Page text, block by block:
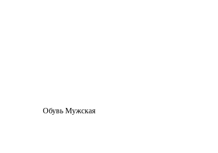
Обувь Мужская